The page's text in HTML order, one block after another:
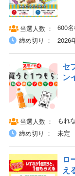
当選人数
600
締め切り
2026
セ
ン
当選人数
もれ
締め切り
未定
ロ
え